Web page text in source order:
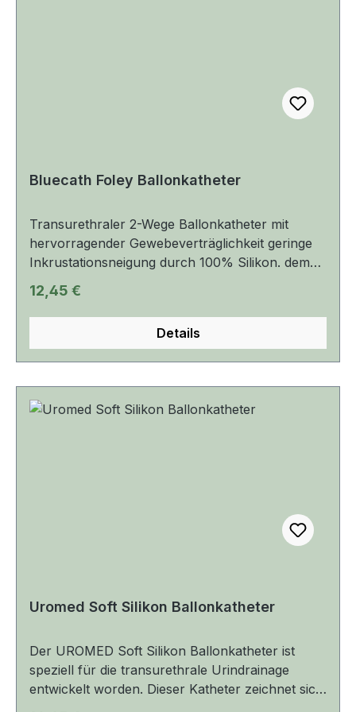
Bluecath Foley Ballonkatheter
Transurethraler 2-Wege Ballonkatheter mit
hervorragender Gewebeverträglichkeit geringe
Inkrustationsneigung durch 100% Silikon. dem
Katheter liegt der Steril Verpackung ein
Katheterstopfen bei kein Kalibersprung durch in
den Schaft eingearbeiteten Integral-Ballon der
Katheter hat eine Nelatonspitze ( gerade )
lieferbar in den Größen (Durchmesser) von CH
den Größen CH 12 und CH 14 eine
Ballonkapazität von 5 ml, die restlichen Größen
Regulärer Preis:
12,45 €
Details
Uromed Soft Silikon Ballonkatheter
Der UROMED Soft Silikon Ballonkatheter ist
speziell für die transurethrale Urindrainage
entwickelt worden. Dieser Katheter zeichnet sich
durch seine hochwertige Verarbeitung und die